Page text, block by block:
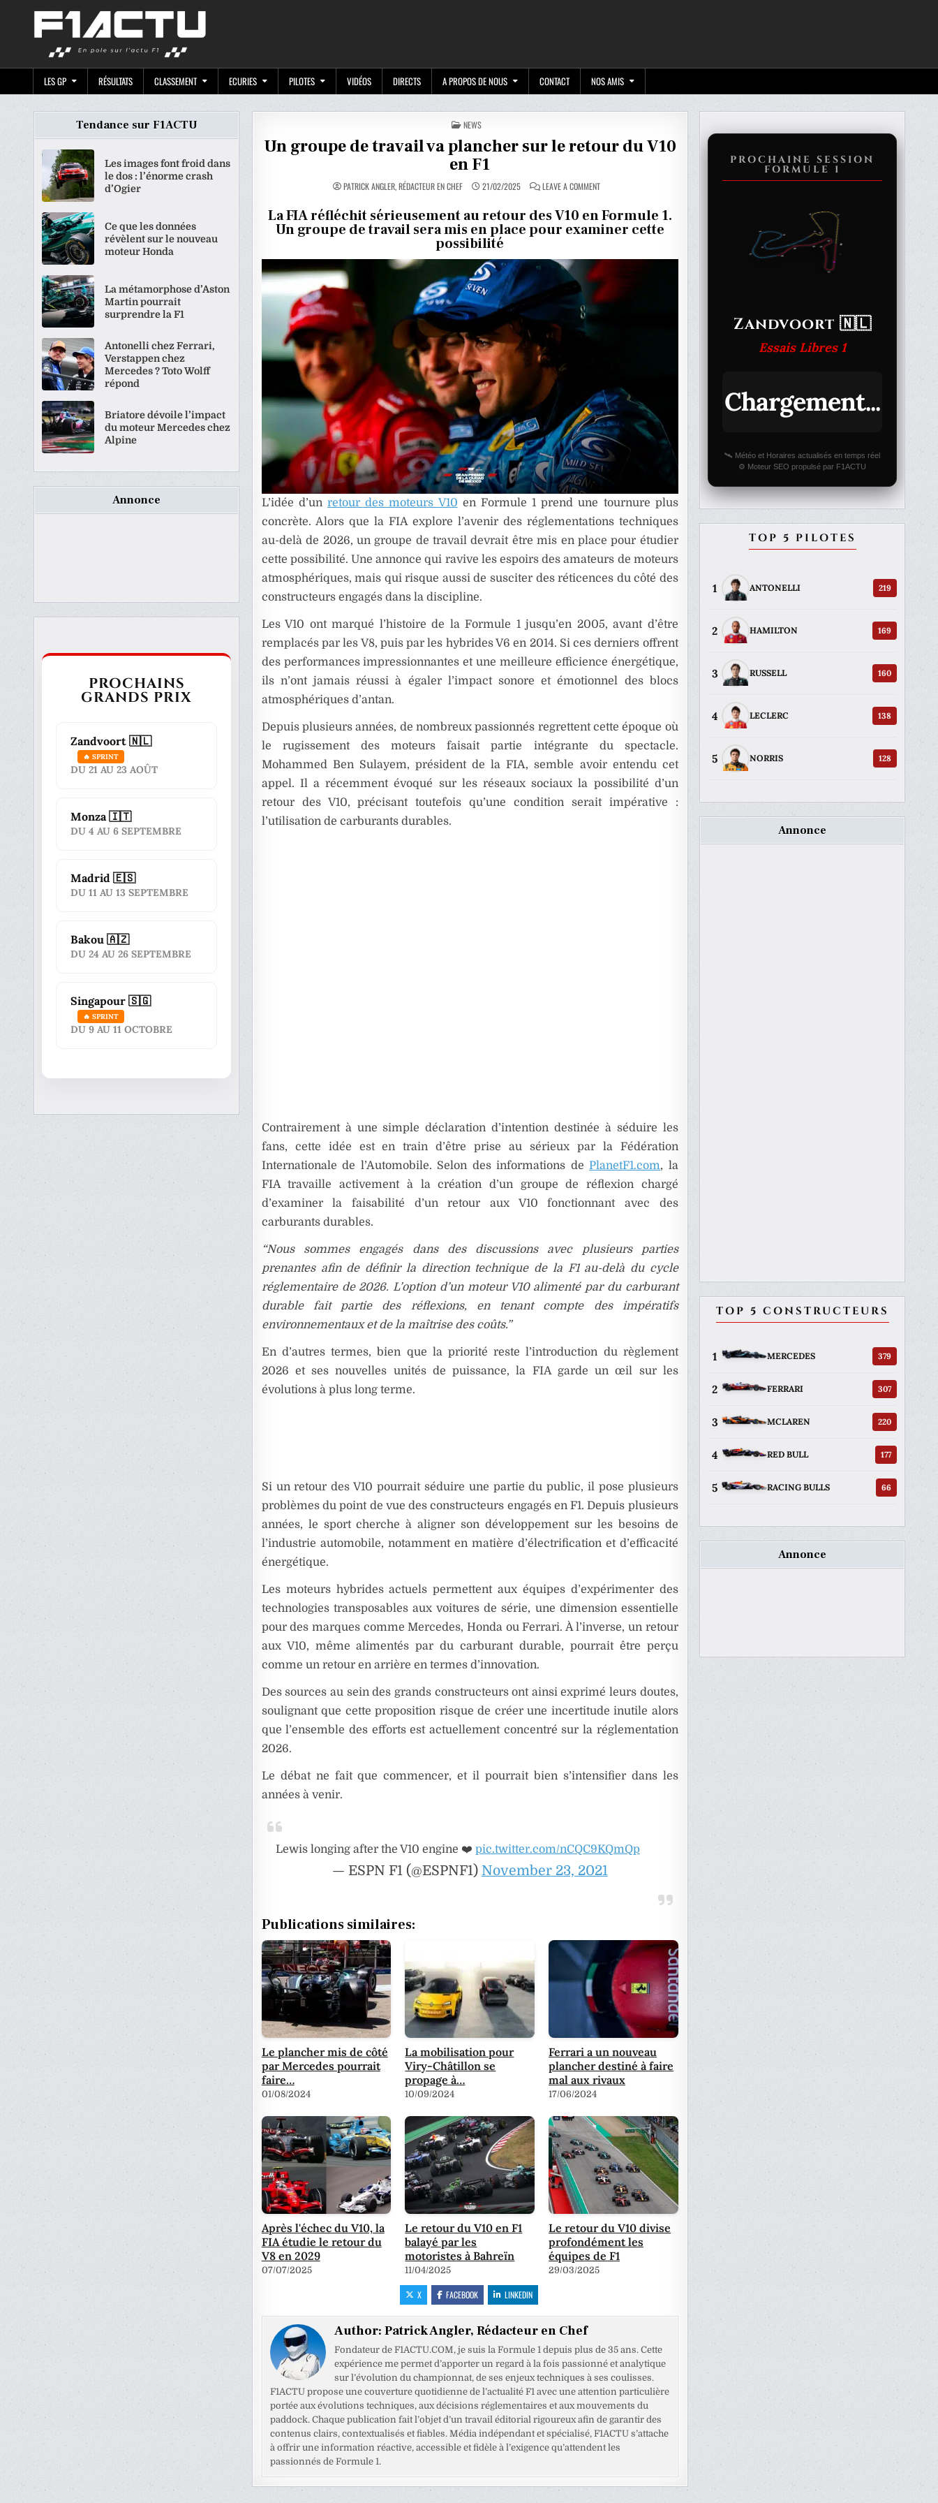
LES GP RÉSULTATS CLASSEMENT ECURIES PILOTES VIDÉOS DIRECTS A PROPOS DE NOUS CONTACT NOS AMIS
POSTED
IN
NEWS
Un groupe de travail va plancher sur le retour du V10
en F1
PATRICK ANGLER, RÉDACTEUR EN CHEF 21/02/2025 LEAVE A COMMENTON
UN
DE
TRAVAIL
VA
PLANCHER
RETOUR
V10
EN
F1
La FIA réfléchit sérieusement au retour des V10 en Formule 1.
Un groupe de travail sera mis en place pour examiner cette
possibilité
L’idée d’unretour des moteurs V10 en Formule 1 prend une tournure plus
concrète. Alors que la FIA explore l’avenir des réglementations techniques
au-delà de 2026, un groupe de travail devrait être mis en place pour étudier
cette possibilité. Une annonce qui ravive les espoirs des amateurs de moteurs
atmosphériques, mais qui risque aussi de susciter des réticences du côté des
constructeurs engagés dans la discipline.
Les V10 ont marqué l’histoire de la Formule 1 jusqu’en 2005, avant d’être
remplacés par les V8, puis par les hybrides V6 en 2014. Si ces derniers offrent
des performances impressionnantes et une meilleure efficience énergétique,
ils n’ont jamais réussi à égaler l’impact sonore et émotionnel des blocs
atmosphériques d’antan.
Depuis plusieurs années, de nombreux passionnés regrettent cette époque où
le rugissement des moteurs faisait partie intégrante du spectacle.
Mohammed Ben Sulayem, président de la FIA, semble avoir entendu cet
appel. Il a récemment évoqué sur les réseaux sociaux la possibilité d’un
retour des V10, précisant toutefois qu’une condition serait impérative :
l’utilisation de carburants durables.
Contrairement à une simple déclaration d’intention destinée à séduire les
fans, cette idée est en train d’être prise au sérieux par la Fédération
Internationale de l’Automobile. Selon des informations dePlanetF1.com, la
FIA travaille activement à la création d’un groupe de réflexion chargé
d’examiner la faisabilité d’un retour aux V10 fonctionnant avec des
carburants durables.
“Nous sommes engagés dans des discussions avec plusieurs parties
prenantes afin de définir la direction technique de la F1 au-delà du cycle
réglementaire de 2026. L’option d’un moteur V10 alimenté par du carburant
durable fait partie des réflexions, en tenant compte des impératifs
environnementaux et de la maîtrise des coûts.”
En d’autres termes, bien que la priorité reste l’introduction du règlement
2026 et ses nouvelles unités de puissance, la FIA garde un œil sur les
évolutions à plus long terme.
Si un retour des V10 pourrait séduire une partie du public, il pose plusieurs
problèmes du point de vue des constructeurs engagés en F1. Depuis plusieurs
années, le sport cherche à aligner son développement sur les besoins de
l’industrie automobile, notamment en matière d’électrification et d’efficacité
énergétique.
Les moteurs hybrides actuels permettent aux équipes d’expérimenter des
technologies transposables aux voitures de série, une dimension essentielle
pour des marques comme Mercedes, Honda ou Ferrari. À l’inverse, un retour
aux V10, même alimentés par du carburant durable, pourrait être perçu
comme un retour en arrière en termes d’innovation.
Des sources au sein des grands constructeurs ont ainsi exprimé leurs doutes,
soulignant que cette proposition risque de créer une incertitude inutile alors
que l’ensemble des efforts est actuellement concentré sur la réglementation
2026.
Le débat ne fait que commencer, et il pourrait bien s’intensifier dans les
années à venir.
Lewis longing after the V10 engine ❤️ pic.twitter.com/nCQC9KQmQp
— ESPN F1 (@ESPNF1) November 23, 2021
Publications similaires:
Le plancher mis de côté
par Mercedes pourrait
faire…
01/08/2024
La mobilisation pour
Viry-Châtillon se
propage à…
10/09/2024
Ferrari a un nouveau
plancher destiné à faire
mal aux rivaux
17/06/2024
Après l'échec du V10, la
FIA étudie le retour du
V8 en 2029
07/07/2025
Le retour du V10 en F1
balayé par les
motoristes à Bahreïn
11/04/2025
Le retour du V10 divise
profondément les
équipes de F1
29/03/2025
X FACEBOOK LINKEDIN
Author: Patrick Angler, Rédacteur en Chef
Fondateur de F1ACTU.COM, je suis la Formule 1 depuis plus de 35 ans. Cette
expérience me permet d’apporter un regard à la fois passionné et analytique
sur l’évolution du championnat, de ses enjeux techniques à ses coulisses.
F1ACTU propose une couverture quotidienne de l’actualité F1 avec une attention particulière
portée aux évolutions techniques, aux décisions réglementaires et aux mouvements du
paddock. Chaque publication fait l’objet d’un travail éditorial rigoureux afin de garantir des
contenus clairs, contextualisés et fiables. Média indépendant et spécialisé, F1ACTU s’attache
à offrir une information réactive, accessible et fidèle à l’exigence qu’attendent les
passionnés de Formule 1.
Tendance sur F1ACTU
Les images font froid dans
le dos : l’énorme crash
d’Ogier
Ce que les données
révèlent sur le nouveau
moteur Honda
La métamorphose d’Aston
Martin pourrait
surprendre la F1
Antonelli chez Ferrari,
Verstappen chez
Mercedes ? Toto Wolff
répond
Briatore dévoile l’impact
du moteur Mercedes chez
Alpine
Annonce
PROCHAINS
GRANDS PRIX
Zandvoort 🇳🇱
🔥 SPRINT
DU 21 AU 23 AOÛT
Monza 🇮🇹
DU 4 AU 6 SEPTEMBRE
Madrid 🇪🇸
DU 11 AU 13 SEPTEMBRE
Bakou 🇦🇿
DU 24 AU 26 SEPTEMBRE
Singapour 🇸🇬
🔥 SPRINT
DU 9 AU 11 OCTOBRE
PROCHAINE SESSION
FORMULE 1
Zandvoort 🇳🇱
Essais Libres 1
Chargement...
🛰️ Météo et Horaires actualisés en temps réel
⚙️ Moteur SEO propulsé par F1ACTU
TOP 5 PILOTES
1 ANTONELLI 219
2 HAMILTON 169
3 RUSSELL 160
4 LECLERC 138
5 NORRIS 128
Annonce
TOP 5 CONSTRUCTEURS
1 MERCEDES 379
2 FERRARI 307
3 MCLAREN 220
4 RED BULL 177
5 RACING BULLS 66
Annonce